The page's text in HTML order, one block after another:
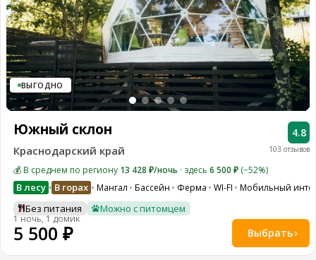
ВЫГОДНО
103 отзывов
4.8
Южный склон
Краснодарский край
💰 В среднем по региону 13 428 ₽/ночь · здесь 6 500 ₽ (−52%)
В лесу • В горах Мангал Бассейн Ферма WI-FI Мобильный
Без питания Можно с питомцем
1 ночь, 1 домик
5 500 ₽ Выбрать